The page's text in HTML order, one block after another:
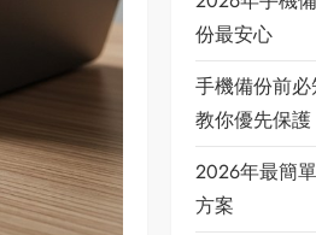
份最安心
手機備份前
教你優先保護
2026年最簡
方案